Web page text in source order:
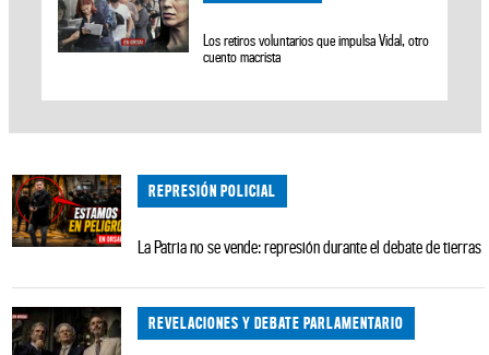
Los retiros voluntarios que impulsa Vidal, otro
cuento macrista
REPRESIÓN POLICIAL
La Patria no se vende: represión durante el debate de tierras
REVELACIONES Y DEBATE PARLAMENTARIO